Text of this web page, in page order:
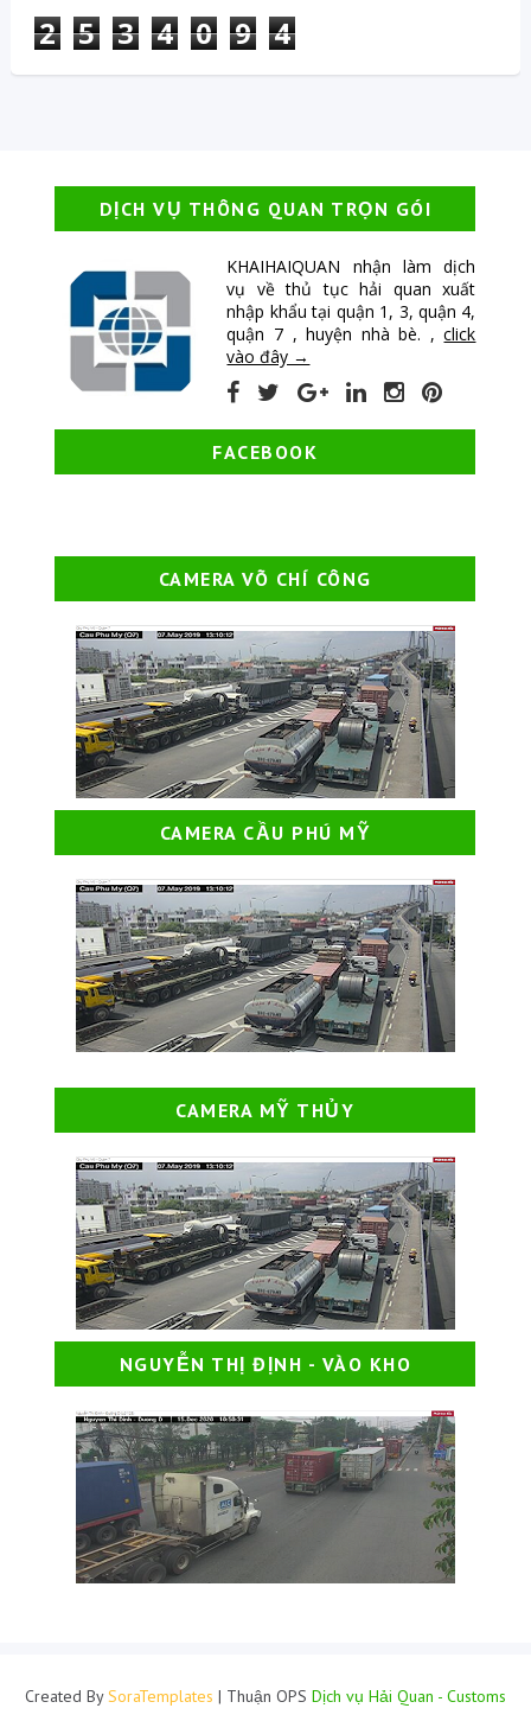
2 5 3 4 0 9 4
DỊCH VỤ THÔNG QUAN TRỌN GÓI
KHAIHAIQUAN nhận làm dịch
vụ về thủ tục hải quan xuất
nhập khẩu tại quận 1, 3, quận 4,
quận 7 , huyện nhà bè. ,click
vào đây →
FACEBOOK
CAMERA VÕ CHÍ CÔNG
CAMERA CẦU PHÚ MỸ
CAMERA MỸ THỦY
NGUYỄN THỊ ĐỊNH - VÀO KHO
Created BySoraTemplates | Thuận OPS Dịch vụ Hải Quan - Customs